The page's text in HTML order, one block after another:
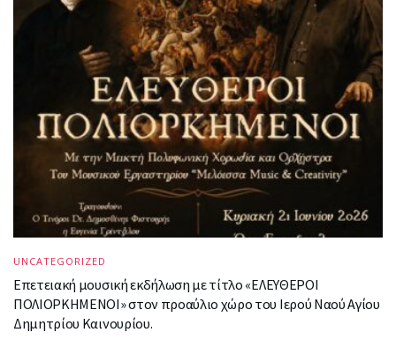
UNCATEGORIZED
Επετειακή μουσική εκδήλωση με τίτλο «ΕΛΕΥΘΕΡΟΙ
ΠΟΛΙΟΡΚΗΜΕΝΟΙ» στον προαύλιο χώρο του Ιερού Ναού Αγίου
Δημητρίου Καινουρίου.